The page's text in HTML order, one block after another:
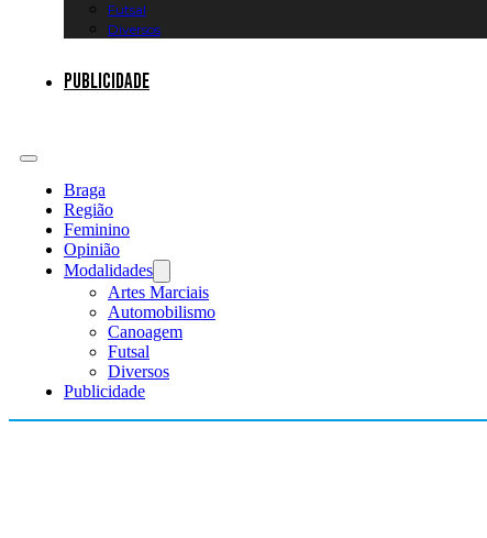
Futsal
Diversos
Publicidade
Braga
Região
Feminino
Opinião
Modalidades
Artes Marciais
Automobilismo
Canoagem
Futsal
Diversos
Publicidade